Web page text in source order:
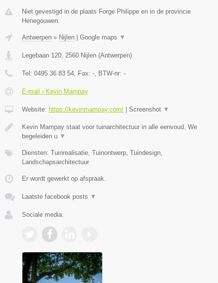
Niet gevestigd in de plaats Forge Philippe en in de provincie
Henegouwen.
Antwerpen » Nijlen | Google maps ▼
Legebaan 120 2560 Nijlen (Antwerpen)
Tel: 0495 36 83 54 , Fax: - , BTW-nr: -
E-mail › Kevin Mampay
Website: https://kevinmampay.com/ | Screenshot ▼
Kevin Mampay staat voor tuinarchitectuur in alle eenvoud. We
begeleiden u ▼
Diensten: Tuinrealisatie, Tuinontwerp, Tuindesign,
Landschapsarchitectuur
Er wordt gewerkt op afspraak.
Laatste facebook posts ▼
Sociale media: